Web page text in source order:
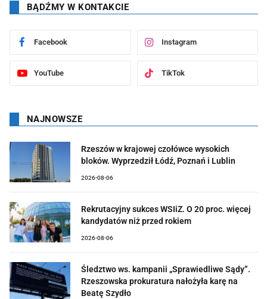
BĄDŹMY W KONTAKCIE
Facebook Instagram
YouTube TikTok
NAJNOWSZE
Rzeszów w krajowej czołówce wysokich
bloków. Wyprzedził Łódź, Poznań i Lublin
2026-08-06
Rekrutacyjny sukces WSIiZ. O 20 proc. więcej
kandydatów niż przed rokiem
2026-08-06
Śledztwo ws. kampanii „Sprawiedliwe Sądy”.
Rzeszowska prokuratura nałożyła karę na
Beatę Szydło